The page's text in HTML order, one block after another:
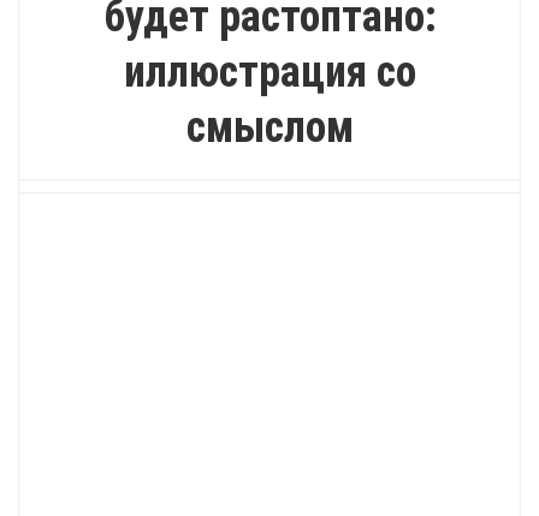
будет растоптано:
иллюстрация со
смыслом